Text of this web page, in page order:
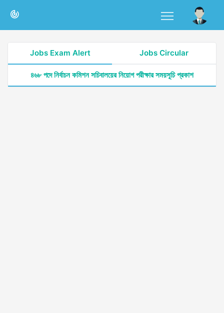
Jobs Exam Alert Jobs Circular
৪৬৮ পদে নির্বাচন কমিশন সচিবালয়ের নিয়োগ পরীক্ষার সময়সূচি প্রকাশ